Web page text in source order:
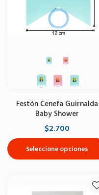
Festón Cenefa Guirnalda
Baby Shower
$2.700
Seleccione opciones